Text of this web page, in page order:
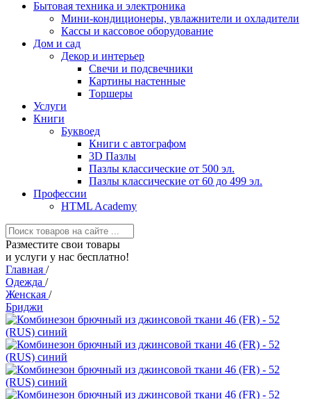
Бытовая техника и электроника
Мини-кондиционеры, увлажнители и охладители
Кассы и кассовое оборудование
Дом и сад
Декор и интерьер
Свечи и подсвечники
Картины настенные
Торшеры
Услуги
Книги
Буквоед
Книги с автографом
3D Пазлы
Пазлы классические от 500 эл.
Пазлы классические от 60 до 499 эл.
Профессии
HTML Academy
Разместите свои товары
и услуги у нас бесплатно!
Главная /
Одежда /
Женская /
Бриджи